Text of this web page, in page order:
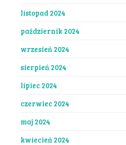
listopad 2024
październik 2024
wrzesień 2024
sierpień 2024
lipiec 2024
czerwiec 2024
maj 2024
kwiecień 2024